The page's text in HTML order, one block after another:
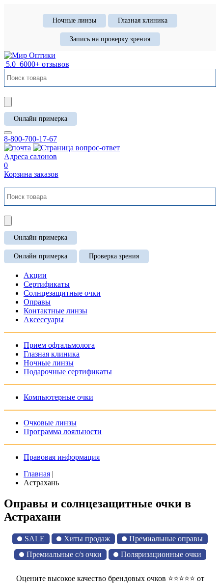
Ночные линзы Глазная клиника
Запись на проверку зрения
5.0 6000+ отзывов
Онлайн примерка
8-800-700-17-67
Адреса салонов
0
Корзина заказов
Онлайн примерка
Онлайн примерка Проверка зрения
Акции
Сертификаты
Солнцезащитные очки
Оправы
Контактные линзы
Аксессуары
Прием офтальмолога
Глазная клиника
Ночные линзы
Подарочные сертификаты
Компьютерные очки
Очковые линзы
Программа лояльности
Правовая информация
Главная |
Астрахань
Оправы и солнцезащитные очки в
Астрахани
SALE Хиты продаж
Премиальные оправы
Премиальные с/з очки
Поляризационные очки
Оцените высокое качество брендовых очков ⭐⭐⭐⭐⭐ от